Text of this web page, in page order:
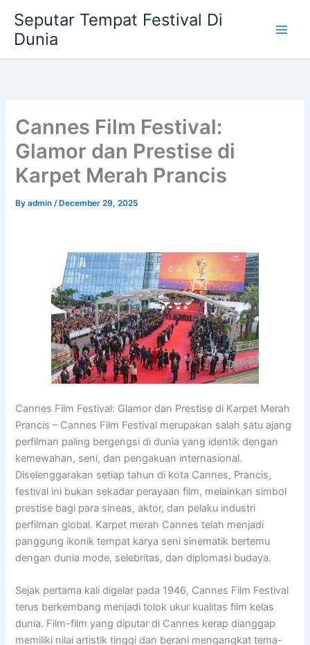
content
Seputar Tempat Festival Di
Dunia
Cannes Film Festival:
Glamor dan Prestise di
Karpet Merah Prancis
Byadmin/ December 29, 2025
Cannes Film Festival: Glamor dan Prestise di Karpet Merah
Prancis – Cannes Film Festival merupakan salah satu ajang
perfilman paling bergengsi di dunia yang identik dengan
kemewahan, seni, dan pengakuan internasional.
Diselenggarakan setiap tahun di kota Cannes, Prancis,
festival ini bukan sekadar perayaan film, melainkan simbol
prestise bagi para sineas, aktor, dan pelaku industri
perfilman global. Karpet merah Cannes telah menjadi
panggung ikonik tempat karya seni sinematik bertemu
dengan dunia mode, selebritas, dan diplomasi budaya.
Sejak pertama kali digelar pada 1946, Cannes Film Festival
terus berkembang menjadi tolok ukur kualitas film kelas
dunia. Film-film yang diputar di Cannes kerap dianggap
memiliki nilai artistik tinggi dan berani mengangkat tema-